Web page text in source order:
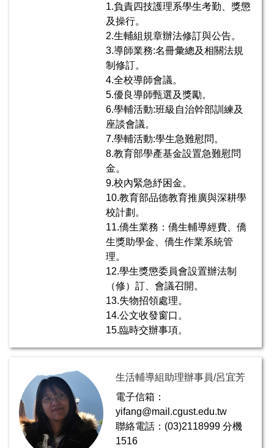
1.負責四技護理系學生考勤、獎懲
及操行。
2.生輔組規章辦法修訂與公告。
3.導師業務:名冊彙總及相關法規
制修訂。
4.全校導師會議。
5.優良導師甄選及獎勵。
6.學輔活動:班級自治幹部訓練及
座談會議。
7.學輔活動:學生急難慰問。
8.教育部學產基金設置急難慰問
金。
9.校內緊急紓困金。
10.教育部品德教育推廣與深耕學
校計劃。
11.僑生業務：僑生輔導經費、僑
生獎助學金、僑生作業系統管
理。
12.學生獎懲委員會設置辦法制
（修）訂、會議召開。
13.失物招領處理。
14.公文收發窗口。
15.臨時交辦事項。
生活輔導組助理辦事員/呂宜芳
電子信箱：
yifang@mail.cgust.edu.tw
聯絡電話：(03)2118999 分機
1516